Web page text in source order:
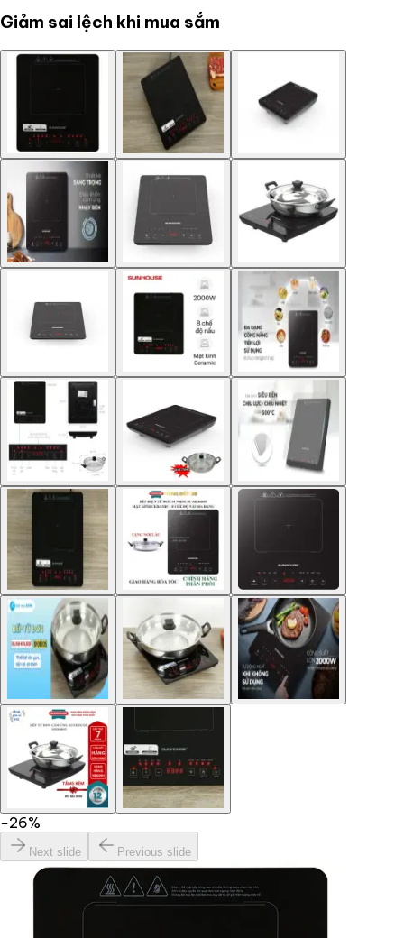
Giảm sai lệch khi mua sắm
−26%
Next slide Previous slide